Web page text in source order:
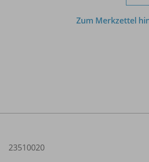
Zum Merkzettel
23510020